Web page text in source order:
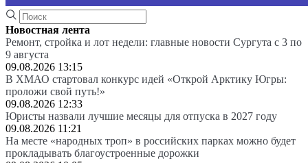
Новостная лента
Ремонт, стройка и лот недели: главные новости Сургута с 3 по
9 августа
09.08.2026 13:15
В ХМАО стартовал конкурс идей «Открой Арктику Югры:
проложи свой путь!»
09.08.2026 12:33
Юристы назвали лучшие месяцы для отпуска в 2027 году
09.08.2026 11:21
На месте «народных троп» в российских парках можно будет
прокладывать благоустроенные дорожки